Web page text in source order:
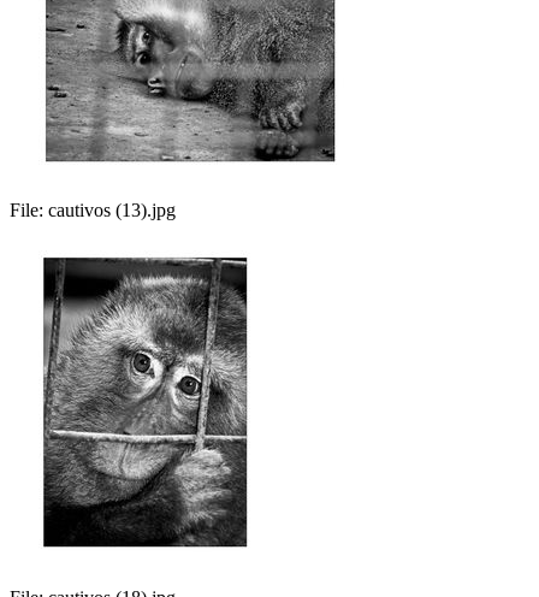
File: cautivos (13).jpg